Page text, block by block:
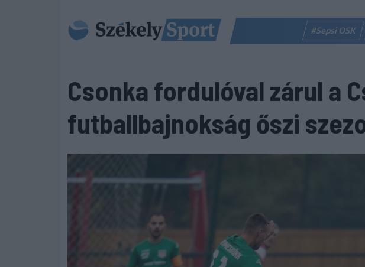
#Sepsi OSK
Csonka fordulóval zárul a
futballbajnokság őszi